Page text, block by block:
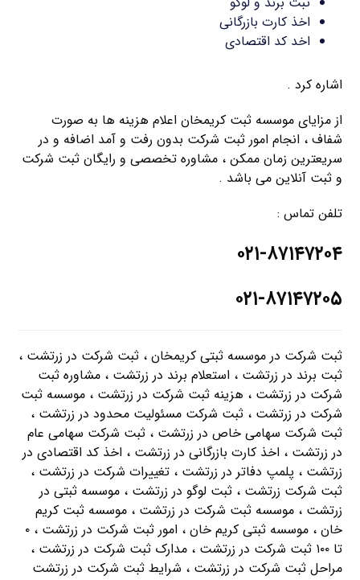
اخذ کارت بازرگانی
اخد کد اقتصادی
اشاره کرد .
از مزایای موسسه ثبت کریمخان اعلام هزینه ها به صورت
شفاف ، انجام امور ثبت شرکت بدون رفت و آمد اضافه و در
سریعترین زمان ممکن ، مشاوره تخصصی و رایگان ثبت شرکت
و ثبت آنلاین می باشد .
تلفن تماس :
۰۲۱-۸۷۱۴۷۲۰۴
۰۲۱-۸۷۱۴۷۲۰۵
ثبت شرکت در موسسه ثبتی کریمخان ، ثبت شرکت در زرتشت ،
ثبت برند در زرتشت ، استعلام برند در زرتشت ، مشاوره ثبت
شرکت در زرتشت ، هزینه ثبت شرکت در زرتشت ، موسسه ثبت
شرکت در زرتشت ، ثبت شرکت مسئولیت محدود در زرتشت ،
ثبت شرکت سهامی خاص در زرتشت ، ثبت شرکت سهامی عام
در زرتشت ، اخذ کارت بازرگانی در زرتشت ، اخذ کد اقتصادی در
زرتشت ، پلمپ دفاتر در زرتشت ، تغییرات شرکت در زرتشت ،
ثبت شرکت زرتشت ، ثبت لوگو در زرتشت ، موسسه ثبتی در
زرتشت ، موسسه ثبت شرکت در زرتشت ، موسسه ثبت کریم
خان ، موسسه ثبتی کریم خان ، امور ثبت شرکت در زرتشت ، ۰
تا ۱۰۰ ثبت شرکت در زرتشت ، مدارک ثبت شرکت در زرتشت ،
مراحل ثبت شرکت در زرتشت ، شرایط ثبت شرکت در زرتشت